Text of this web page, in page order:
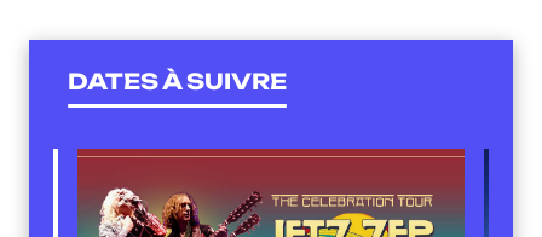
DATES À SUIVRE